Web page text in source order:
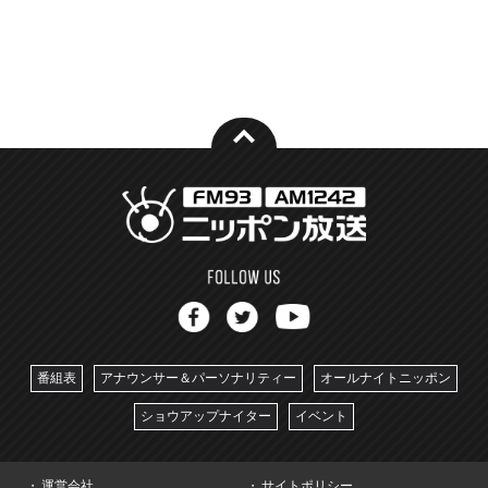
番組表 アナウンサー＆パーソナリティー オールナイトニッポン
ショウアップナイター イベント